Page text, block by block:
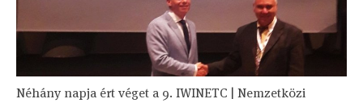
Néhány napja ért véget a 9. IWINETC | Nemzetközi